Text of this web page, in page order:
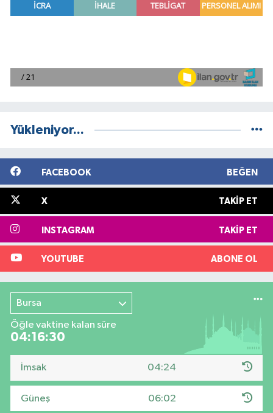
Yükleniyor...
FACEBOOK BEĞEN
X TAKIP ET
INSTAGRAM TAKIP ET
YOUTUBE ABONE OL
Bursa
Öğle vaktine kalan süre
04:16:29
İmsak 04:24
Güneş 06:02